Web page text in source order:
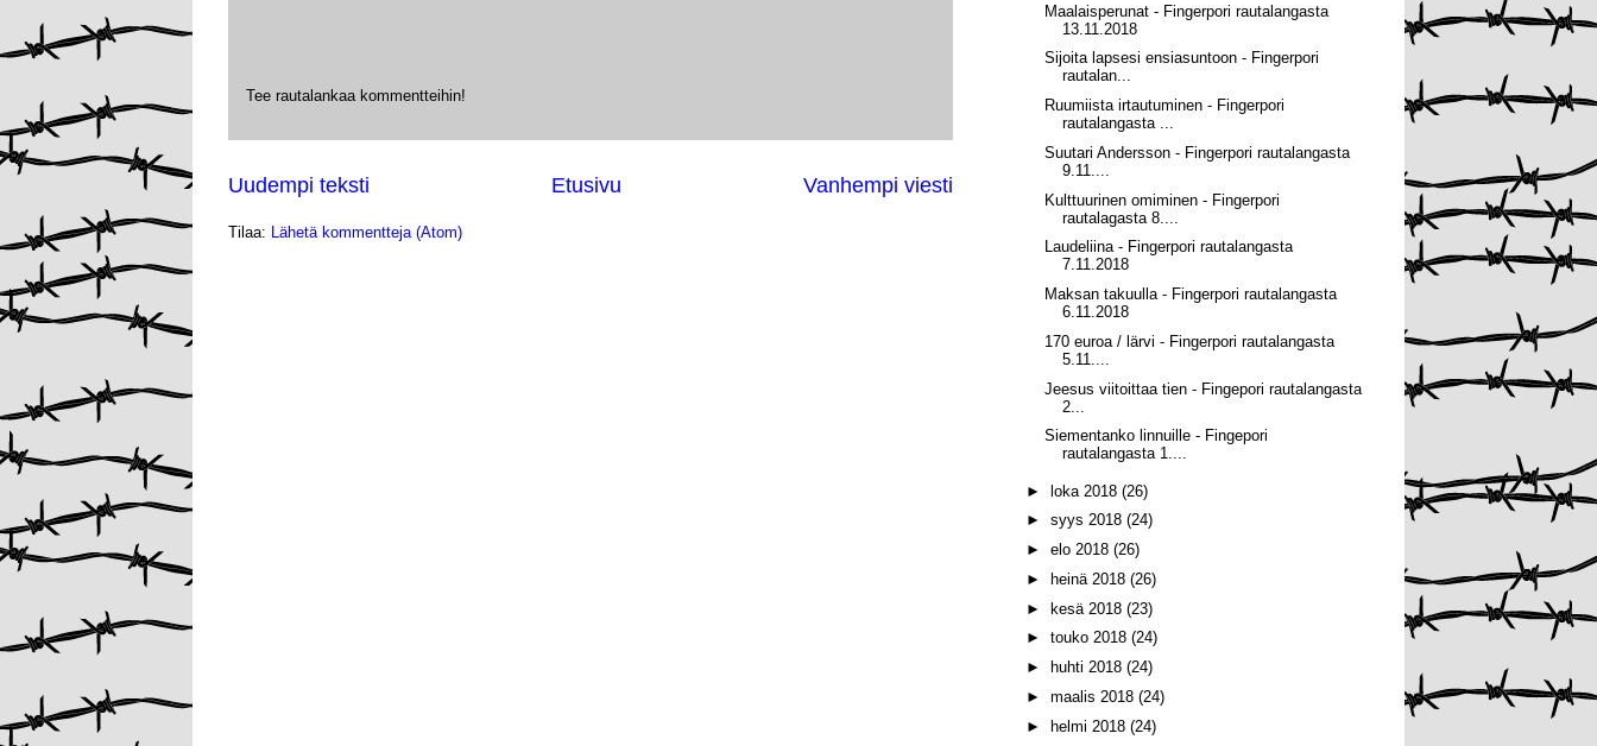
Tee rautalankaa kommentteihin!
Uudempi teksti Vanhempi viesti
Etusivu
Tilaa: Lähetä kommentteja (Atom)
Maalaisperunat - Fingerpori rautalangasta
13.11.2018
Sijoita lapsesi ensiasuntoon - Fingerpori
rautalan...
Ruumiista irtautuminen - Fingerpori
rautalangasta ...
Suutari Andersson - Fingerpori rautalangasta
9.11....
Kulttuurinen omiminen - Fingerpori
rautalagasta 8....
Laudeliina - Fingerpori rautalangasta
7.11.2018
Maksan takuulla - Fingerpori rautalangasta
6.11.2018
170 euroa / lärvi - Fingerpori rautalangasta
5.11....
Jeesus viitoittaa tien - Fingepori rautalangasta
2...
Siementanko linnuille - Fingepori
rautalangasta 1....
► loka 2018 (26)
► syys 2018 (24)
► elo 2018 (26)
►
heinä 2018 (26)
► kesä 2018 (23)
► touko 2018 (24)
►
huhti 2018 (24)
► maalis 2018 (24)
► helmi 2018 (24)